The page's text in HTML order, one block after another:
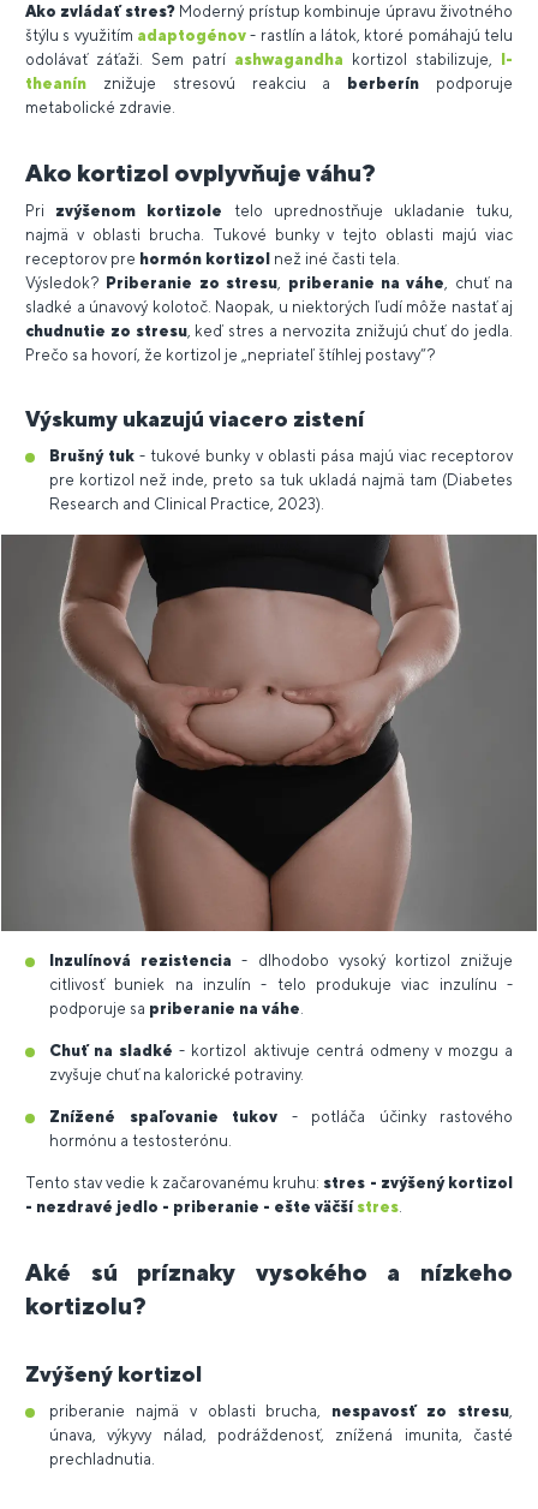
Ako zvládať stres?Moderný prístup kombinuje úpravu životného
štýlu s využitím adaptogénov- rastlín a látok, ktoré pomáhajú telu
odolávať záťaži. Sem patrí ashwagandha kortizol stabilizuje,
l-
theanín znižuje stresovú reakciu a berberín podporuje
metabolické zdravie.
Ako kortizol ovplyvňuje váhu?
Pri zvýšenom kortizole telo uprednostňuje ukladanie tuku,
najmä v oblasti brucha. Tukové bunky v tejto oblasti majú viac
receptorov pre hormón kortizol než iné časti tela.
Výsledok? Priberanie zo stresu priberanie na váhe , chuť na
sladké a únavový kolotoč. Naopak, u niektorých ľudí môže nastať aj
chudnutie zo stresu, keď stres a nervozita znižujú chuť do jedla.
Prečo sa hovorí, že kortizol je „nepriateľ štíhlej postavy“?
Výskumy ukazujú viacero zistení
Brušný tuk - tukové bunky v oblasti pása majú viac receptorov
pre kortizol než inde, preto sa tuk ukladá najmä tam (Diabetes
Research and Clinical Practice, 2023).
Inzulínová rezistencia - dlhodobo vysoký kortizol znižuje
citlivosť buniek na inzulín - telo produkuje viac inzulínu -
podporuje sa priberanie na váhe.
Chuť na sladké - kortizol aktivuje centrá odmeny v mozgu a
zvyšuje chuť na kalorické potraviny.
Znížené spaľovanie tukov - potláča účinky rastového
hormónu a testosterónu.
Tento stav vedie k začarovanému kruhu: stres - zvýšený kortizol
- nezdravé jedlo - priberanie - ešte väčší stres.
Aké sú príznaky vysokého a nízkeho
kortizolu?
Zvýšený kortizol
priberanie najmä v oblasti brucha, nespavosť zo stresu,
únava, výkyvy nálad, podráždenosť, znížená imunita, časté
prechladnutia.